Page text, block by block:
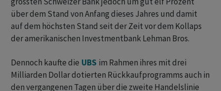
über dem Stand von Anfang dieses Jahres und damit
auf dem höchsten Stand seit der Zeit vor dem Kollaps
der amerikanischen Investmentbank Lehman Bros.
Dennoch kaufte die UBS im Rahmen ihres mit drei
Milliarden Dollar dotierten Rückkaufprogramms auch in
den vergangenen Tagen über die zweite Handelslinie